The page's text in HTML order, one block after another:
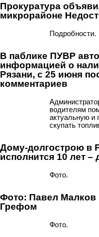
Прокуратура
микрорайоне
Подробности.
В паблике ПУВР
информацией о
Рязани, с 25 июня
комментариев
водителям
актуальную и
скупать
Дому-долгострою в
исполнится 10 лет –
Фото.
Фото: Павел Малков
Грефом
Фото.